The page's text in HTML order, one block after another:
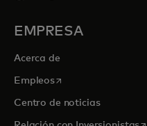
EMPRESA
Acerca de
Empleosse abre en una
Centro de noticias